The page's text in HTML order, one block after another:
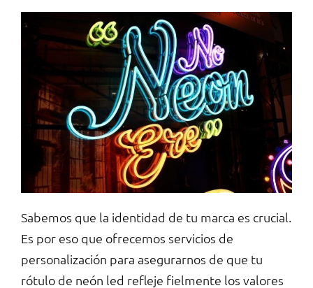
Sabemos que la identidad de tu marca es crucial.
Es por eso que ofrecemos servicios de
personalización para asegurarnos de que tu
rótulo de neón led refleje fielmente los valores